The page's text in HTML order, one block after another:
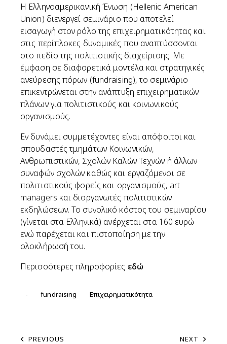
Η Ελληνοαμερικανική Ένωση (Hellenic American
Union) διενεργεί σεμινάριο που αποτελεί
εισαγωγή στον ρόλο της επιχειρηματικότητας και
στις περίπλοκες δυναμικές που αναπτύσσονται
στο πεδίο της πολιτιστικής διαχείρισης. Με
έμφαση σε διαφορετικά μοντέλα και στρατηγικές
ανεύρεσης πόρων (fundraising), το σεμινάριο
επικεντρώνεται στην ανάπτυξη επιχειρηματικών
πλάνων για πολιτιστικούς και κοινωνικούς
οργανισμούς.
Εν δυνάμει συμμετέχοντες είναι απόφοιτοι και
σπουδαστές τμημάτων Κοινωνικών,
Ανθρωπιστικών, Σχολών Καλών Τεχνών ή άλλων
συναφών σχολών καθώς και εργαζόμενοι σε
πολιτιστικούς φορείς και οργανισμούς, art
managers και διοργανωτές πολιτιστικών
εκδηλώσεων. Το συνολικό κόστος του σεμιναρίου
(γίνεται στα Ελληνικά) ανέρχεται στα 160 ευρώ
ενώ παρέχεται και πιστοποίηση με την
ολοκλήρωσή του.
Περισσότερες πληροφορίες εδώ
- fundraising Επιχειρηματικότητα
PREVIOUS NEXT